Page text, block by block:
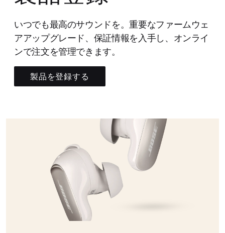
いつでも最高のサウンドを。重要なファームウェ
アアップグレード、保証情報を入手し、オンライ
ンで注文を管理できます。
製品を登録する